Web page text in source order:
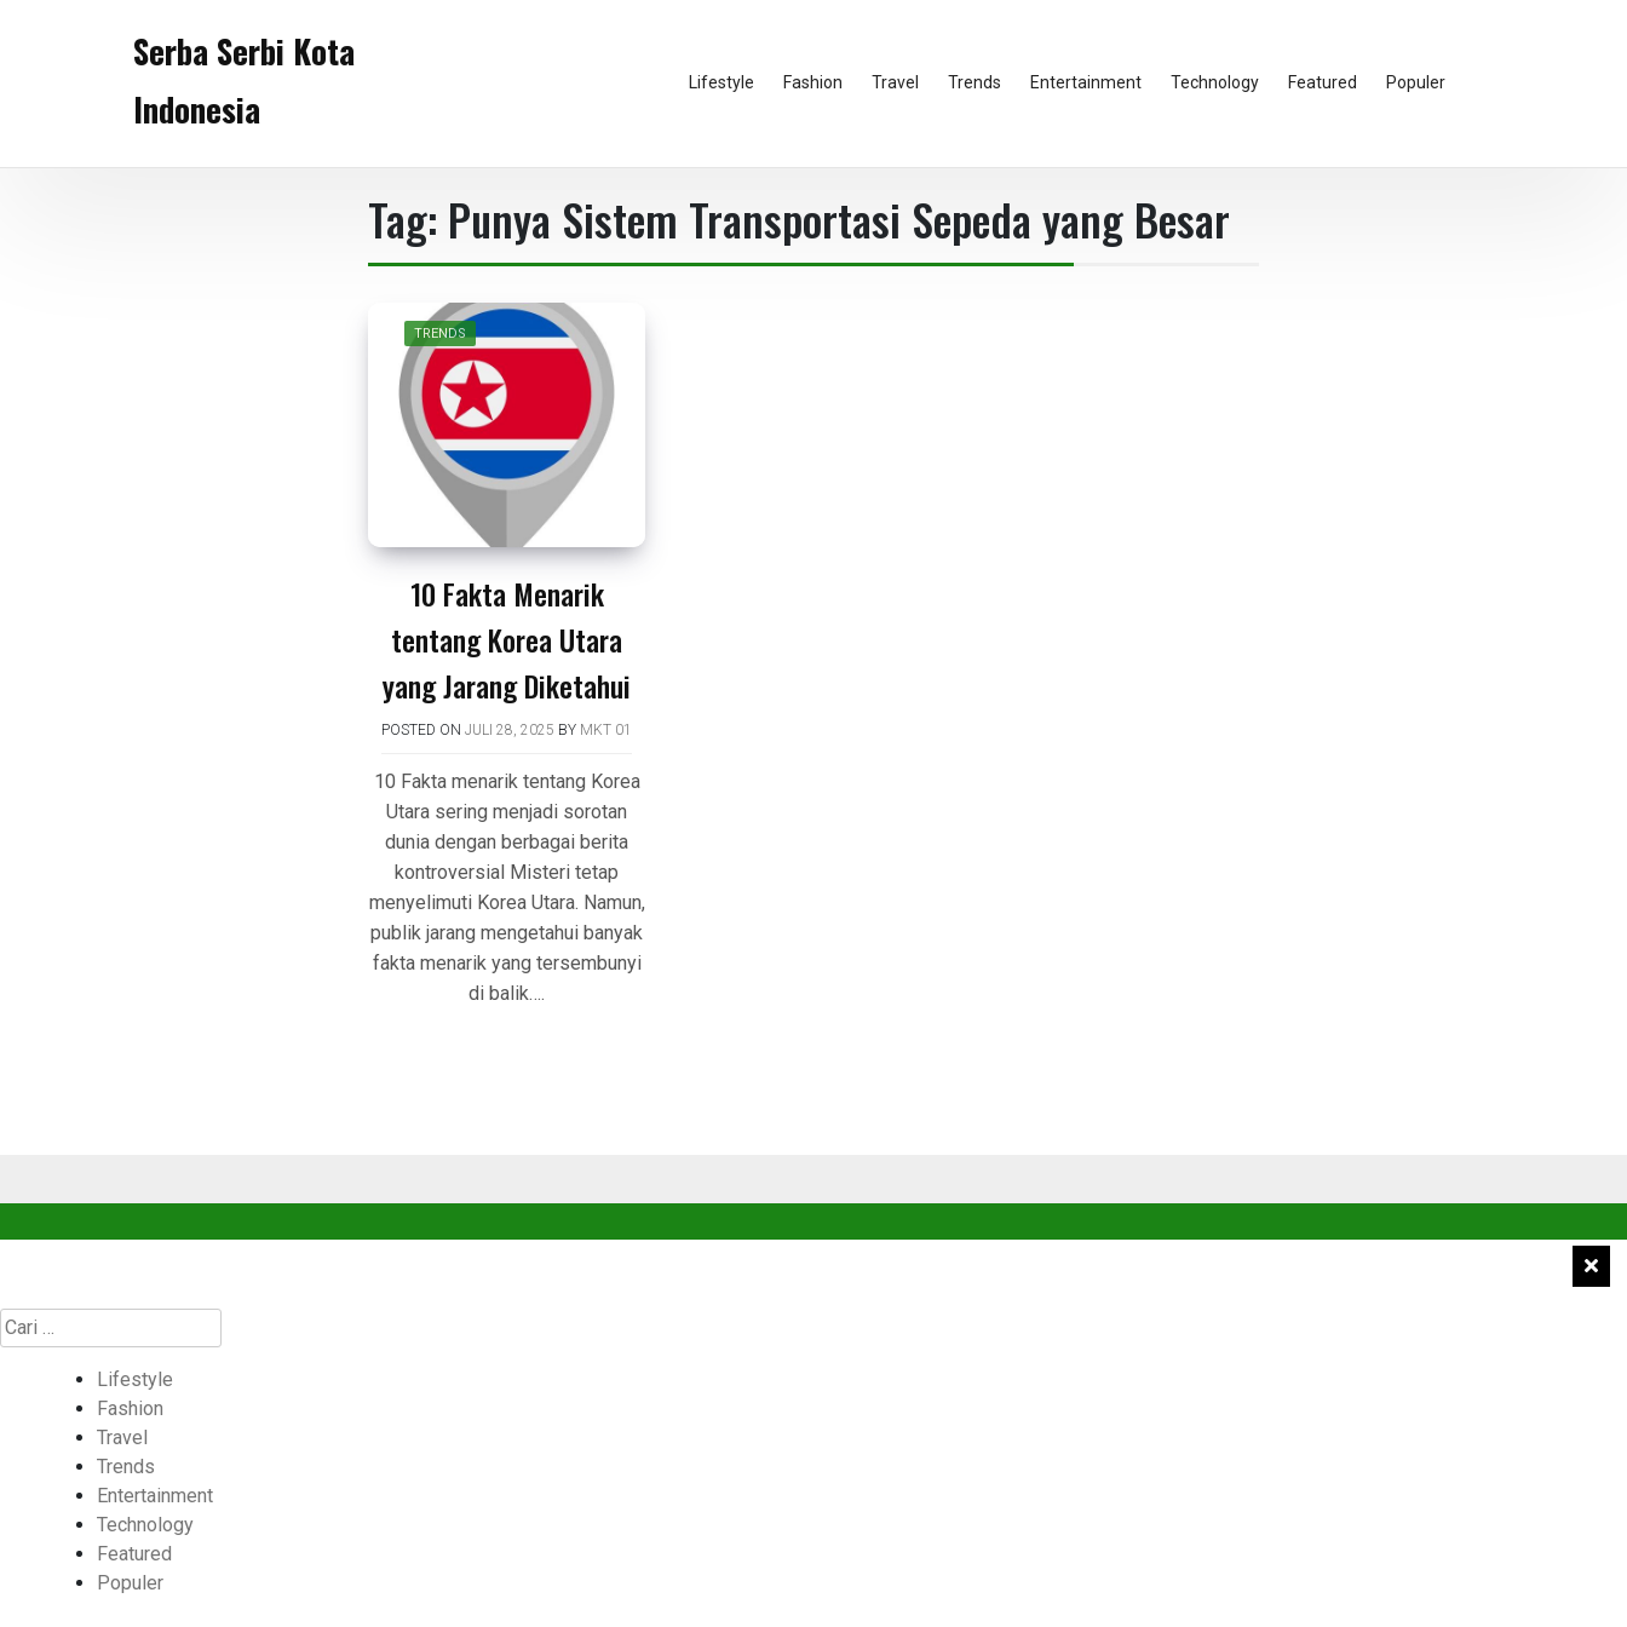
Serba Serbi Kota
Indonesia
Lifestyle Fashion Travel Trends Entertainment Technology Featured Populer
Tag: Punya Sistem Transportasi Sepeda yang Besar
TRENDS
10 Fakta Menarik
tentang Korea Utara
yang Jarang Diketahui
POSTED ONJULI 28, 2025 BY MKT 01
10 Fakta menarik tentang Korea
Utara sering menjadi sorotan
dunia dengan berbagai berita
kontroversial Misteri tetap
menyelimuti Korea Utara. Namun,
publik jarang mengetahui banyak
fakta menarik yang tersembunyi
di balik….
Cari
untuk:
Lifestyle
Fashion
Travel
Trends
Entertainment
Technology
Featured
Populer